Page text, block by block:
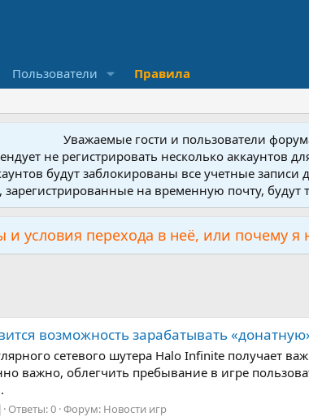
Пользователи Правила
Уважаемые гости и пользователи
не регистрировать несколько аккаунтов
будут заблокированы все учетные записи
зарегистрированные на временную почту, будут
условия перехода в неё, или почему я
возможность зарабатывать
сетевого шутера Halo Infinite получает
важно, облегчить пребывание в игре
Ответы: 0 Форум: Новости игр